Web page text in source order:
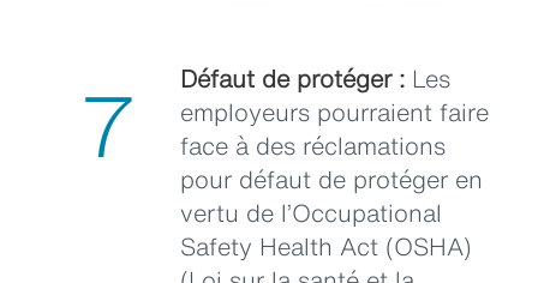
7 Défaut de protéger : Les
employeurs pourraient faire
face à des réclamations
pour défaut de protéger en
vertu de l’Occupational
Safety Health Act (OSHA)